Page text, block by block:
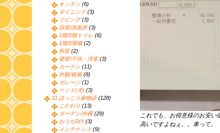
これでも、お得意様のお安い
高いですよねぇ。。車って。
キッチン (6)
ダイニング(3)
リビング(3)
浴室/洗面所(3)
1階/2階トイレ (6)
1階/2階蔵(2)
和室(2)
寝室/子供・洋室(3)
カーテン (11)
外観/植栽(8)
ガレージ (1)
ペット(犬) (3)
11.ほっこり家物語(128)
こだわり (13)
ガーデン/外構(29)
おうちDIY(3)
メンテナンス (9)